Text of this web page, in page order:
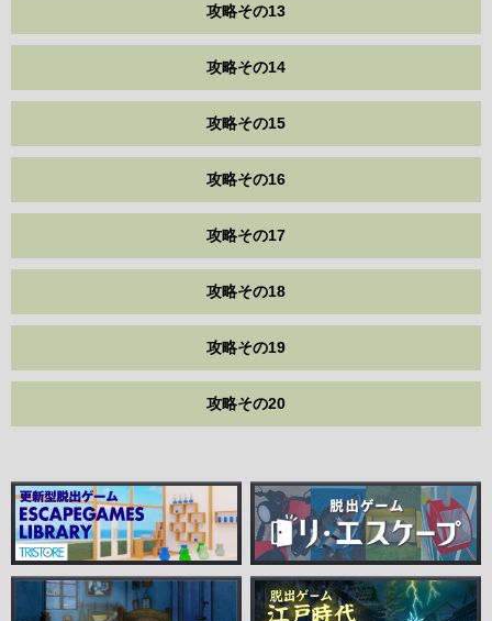
攻略その13
攻略その14
攻略その15
攻略その16
攻略その17
攻略その18
攻略その19
攻略その20